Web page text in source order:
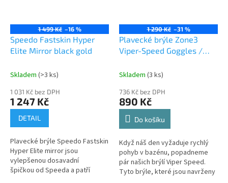
1 499 Kč –16 %
Speedo Fastskin Hyper
Elite Mirror black gold
Skladem (>3 ks)
1 031 Kč bez DPH
1 247 Kč
DETAIL
Plavecké brýle Speedo Fastskin
Hyper Elite mirror jsou
vylepšenou dosavadní
špičkou od Speeda a patří
1 290 Kč –31 %
Plavecké brýle Zone3
Viper-Speed Goggles /
Mirror Lens / OS A
Skladem (3 ks)
736 Kč bez DPH
890 Kč
Do košíku
Když náš den vyžaduje rychlý
pohyb v bazénu, popadneme
pár našich brýlí Viper Speed.
Tyto brýle, které jsou navrženy